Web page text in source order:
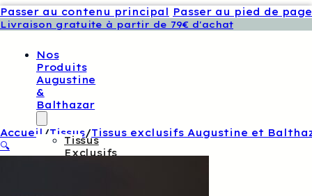
Passer au contenu principal Passer au pied de page
Livraison gratuite à partir de 79€ d'achat
Nos
Produits
Augustine
&
Balthazar
Tissus
Exclusifs
Accueil /Tissus/Tissus exclusifs Augustine et
🔍